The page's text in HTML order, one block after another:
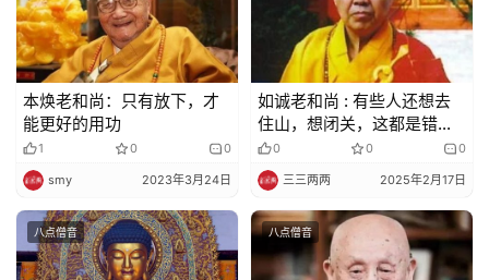
本焕老和尚：只有放下，才
能更好的用功
1 0 0
smy 2023年3月24日
如诚老和尚 : 有些人还想去
住山，想闭关，这都是错误
的0 0 0
三三两两 2025年2月17日
八点僧音 八点僧音